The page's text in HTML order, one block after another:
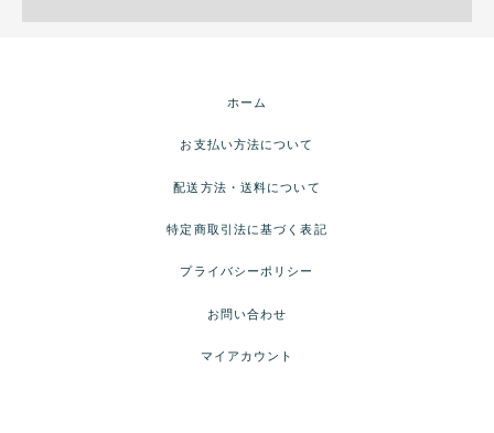
ホーム
お支払い方法について
配送方法・送料について
特定商取引法に基づく表記
プライバシーポリシー
お問い合わせ
マイアカウント